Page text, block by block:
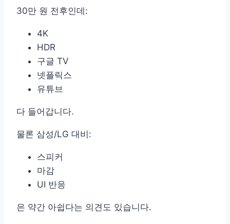
30만 원 전후인데:
4K
HDR
구글 TV
넷플릭스
유튜브
다 들어갑니다.
물론 삼성/LG 대비:
스피커
마감
UI 반응
은 약간 아쉽다는 의견도 있습니다.